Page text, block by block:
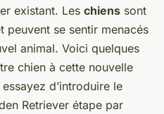
existant. Les chiens sont
peuvent se sentir menacés
animal. Voici quelques
chien à cette nouvelle
d’introduire le
Retriever étape par